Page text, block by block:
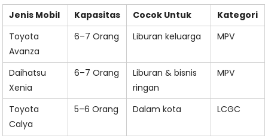
Jenis Mobil Kapasitas Cocok Untuk
Kategori
Toyota
Avanza
6–7 Orang Liburan keluarga MPV
Daihatsu
Xenia
6–7 Orang
Liburan & bisnis
ringan
MPV
Toyota
Calya
5–6 Orang Dalam kota LCGC